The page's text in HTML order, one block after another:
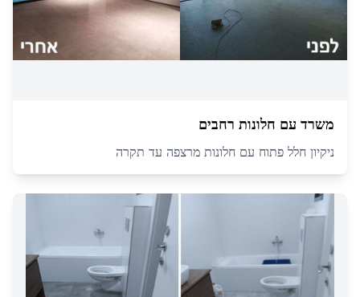
משרד עם חלונות רחבים
ניקיון חלל פתוח עם חלונות מרצפה עד תקרה